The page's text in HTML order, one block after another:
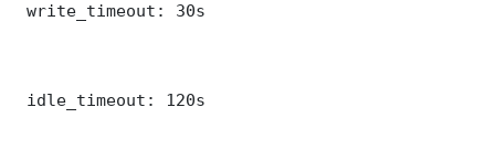
write_timeout: 30s
idle_timeout: 120s